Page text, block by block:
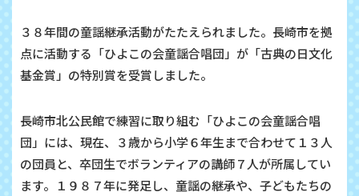
３８年間の童謡継承活動がたたえられました。長崎市を拠
点に活動する「ひよこの会童謡合唱団」が「古典の日文化
基金賞」の特別賞を受賞しました。
長崎市北公民館で練習に取り組む「ひよこの会童謡合唱
団」には、現在、３歳から小学６年生まで合わせて１３人
の団員と、卒団生でボランティアの講師７人が所属してい
ます。１９８７年に発足し、童謡の継承や、子どもたちの